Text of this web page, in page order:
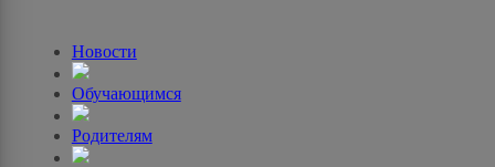
Новости
Обучающимся
Родителям